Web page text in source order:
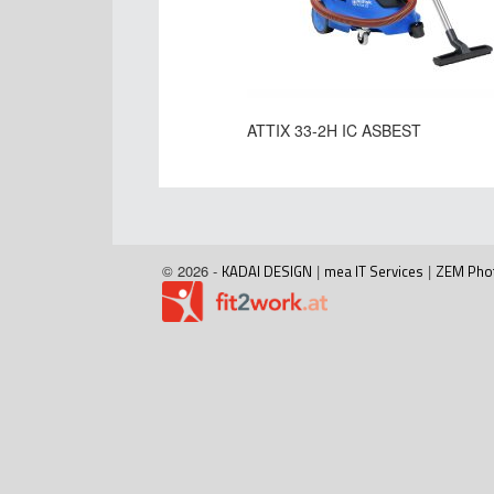
ATTIX 33-2H IC ASBEST
© 2026 - KADAI DESIGN | mea IT Services | ZEM